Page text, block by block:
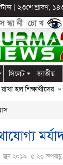
| ২৩শে শ্রাবণ,
সিলেট জাতীয়
শিক্ষার্থীদের» «
জুন ২০১৯, ৫:২৩ অপরাহ্ণ